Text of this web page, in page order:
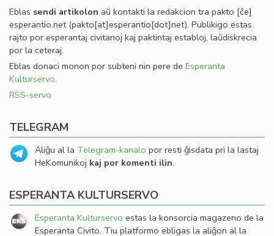
Eblas sendi artikolon aŭ kontakti la redakcion tra pakto [ĉe]
esperantio.net(pakto[at]esperantio[dot]net). Publikigo estas
rajto por esperantaj civitanoj kaj paktintaj establoj, laŭdiskrecia
por la ceteraj.
Eblas donaci monon por subteni nin pere de Esperanta
Kulturservo.
RSS-servo
TELEGRAM
Aliĝu al la Telegram-kanalo por resti ĝisdata pri la lastaj
HeKomunikoj kaj por komenti ilin.
ESPERANTA KULTURSERVO
Esperanta Kulturservo estas la konsorcia magazeno de la
Esperanta Civito. Tiu platformo ebligas la aliĝon al la